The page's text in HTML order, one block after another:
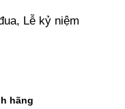
Lễ kỷ niệm
hãng